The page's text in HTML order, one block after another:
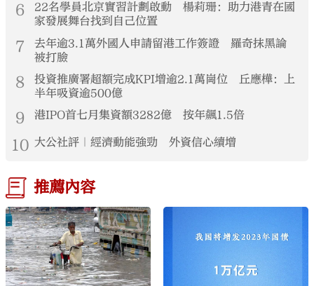
6
22名學員北京實習計劃啟動 楊莉珊：助力港青在國
家發展舞台找到自己位置
7
去年逾3.1萬外國人申請留港工作簽證 羅奇抹黑論
被打臉
8
投資推廣署超額完成KPI增逾2.1萬崗位 丘應樺：上
半年吸資逾500億
9 港IPO首七月集資額3282億 按年飆1.5倍
10 大公社評｜經濟動能強勁 外資信心續增
推薦內容